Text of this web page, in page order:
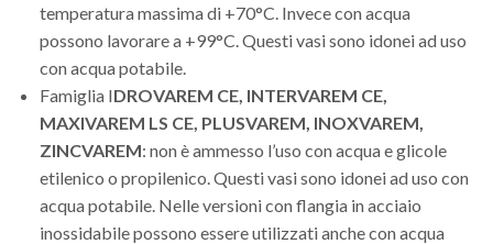
temperatura massima di +70°C. Invece con acqua
possono lavorare a +99°C. Questi vasi sono idonei ad uso
con acqua potabile.
Famiglia IDROVAREM CE, INTERVAREM CE,
MAXIVAREM LS CE, PLUSVAREM, INOXVAREM,
ZINCVAREM: non è ammesso l’uso con acqua e glicole
etilenico o propilenico. Questi vasi sono idonei ad uso con
acqua potabile. Nelle versioni con flangia in acciaio
inossidabile possono essere utilizzati anche con acqua